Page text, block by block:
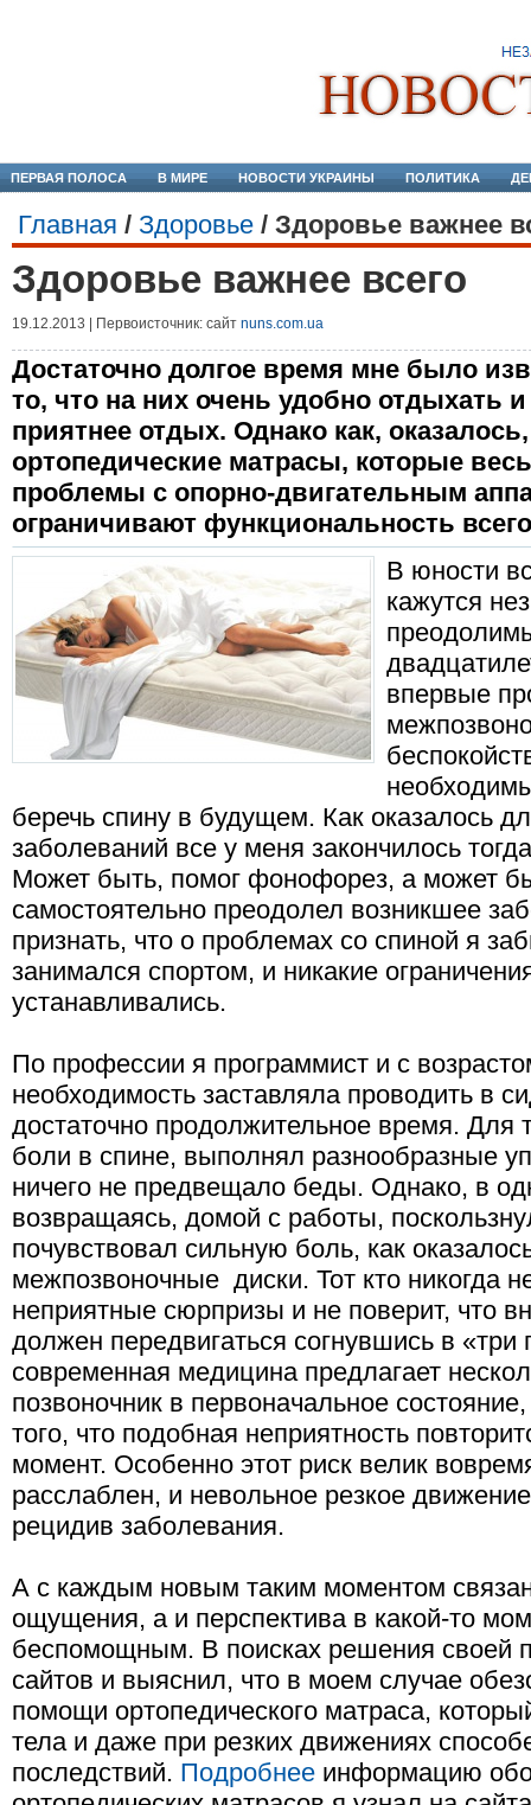
ПЕРВАЯ ПОЛОСА В МИРЕ НОВОСТИ УКРАИНЫ ПОЛИТИКА
Главная / Здоровье / Здоровье важнее
Здоровье важнее всего
19.12.2013 | Первоисточник: сайт nuns.com.ua
Достаточно долгое время мне было
то, что на них очень удобно отдыхать
приятнее отдых. Однако как,
ортопедические матрасы, которые
проблемы с опорно-двигательным
ограничивают функциональность
В юности
кажутся
впервые
беречь спину в будущем. Как оказалось
заболеваний все у меня закончилось
Может быть, помог фонофорез, а может
самостоятельно преодолел возникшее
признать, что о проблемах со спиной я
занимался спортом, и никакие
устанавливались.
По профессии я программист и с
необходимость заставляла проводить в
достаточно продолжительное время. Для
боли в спине, выполнял разнообразные
ничего не предвещало беды. Однако, в
возвращаясь, домой с работы,
почувствовал сильную боль, как
межпозвоночные диски. Тот кто никогда
неприятные сюрпризы и не поверит, что
должен передвигаться согнувшись в «три
современная медицина предлагает
позвоночник в первоначальное
того, что подобная неприятность
момент. Особенно этот риск велик
расслаблен, и невольное резкое
рецидив заболевания.
А с каждым новым таким моментом
ощущения, а и перспектива в какой-то
беспомощным. В поисках решения своей
сайтов и выяснил, что в моем случае
помощи ортопедического матраса,
тела и даже при резких движениях
последствий. Подробнее информацию